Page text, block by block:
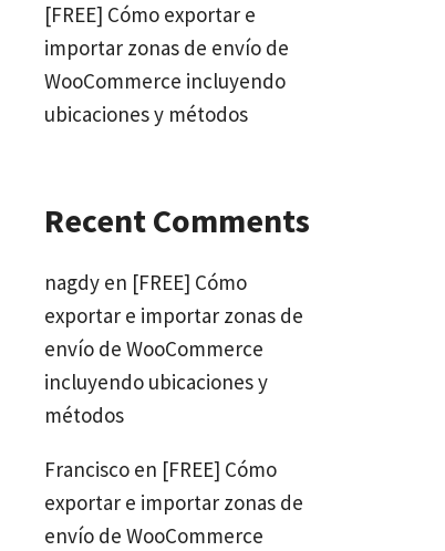
[FREE] Cómo exportar e
importar zonas de envío de
WooCommerce incluyendo
ubicaciones y métodos
Recent Comments
nagdy en [FREE] Cómo
exportar e importar zonas de
envío de WooCommerce
incluyendo ubicaciones y
métodos
Francisco en [FREE] Cómo
exportar e importar zonas de
envío de WooCommerce